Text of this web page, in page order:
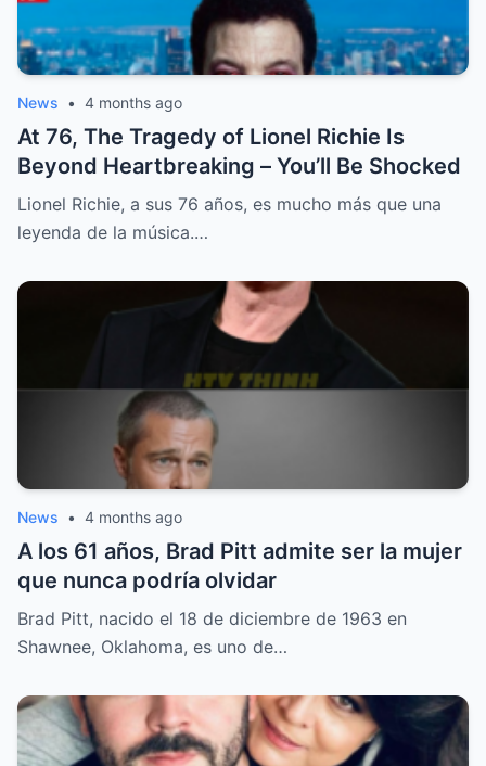
News • 4 months ago
At 76, The Tragedy of Lionel Richie Is
Beyond Heartbreaking – You’ll Be Shocked
Lionel Richie, a sus 76 años, es mucho más que una
leyenda de la música.…
News • 4 months ago
A los 61 años, Brad Pitt admite ser la mujer
que nunca podría olvidar
Brad Pitt, nacido el 18 de diciembre de 1963 en
Shawnee, Oklahoma, es uno de…